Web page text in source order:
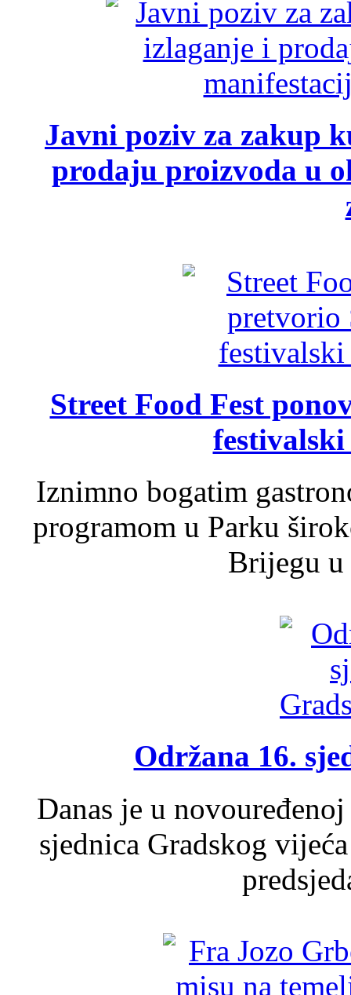
Javni poziv za zakup
prodaju proizvoda u
Street Food Fest
Iznimno bogatim
programom u Parku
Brijegu u
Održana 16.
Danas je u
sjednica Gradskog